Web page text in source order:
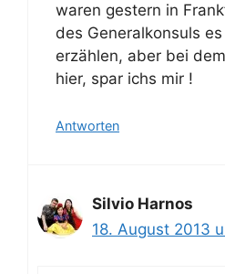
waren gestern in
des Generalkonsuls
erzählen, aber bei
hier, spar ichs mir !
Antworten
Silvio Harnos
18. August 2013